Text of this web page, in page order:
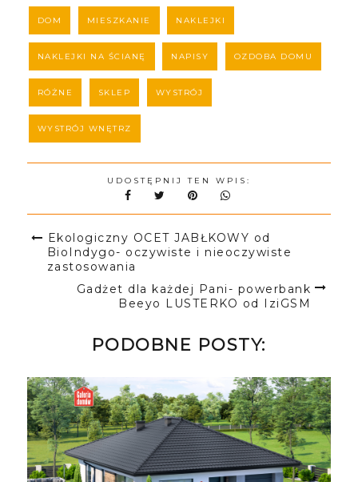
DOM MIESZKANIE NAKLEJKI
NAKLEJKI NA ŚCIANĘ NAPISY OZDOBA DOMU
RÓŻNE SKLEP WYSTRÓJ
WYSTRÓJ WNĘTRZ
UDOSTĘPNIJ TEN WPIS:
Ekologiczny OCET JABŁKOWY od
BioIndygo- oczywiste i nieoczywiste
zastosowania
Gadżet dla każdej Pani- powerbank
Beeyo LUSTERKO od IziGSM
PODOBNE POSTY: